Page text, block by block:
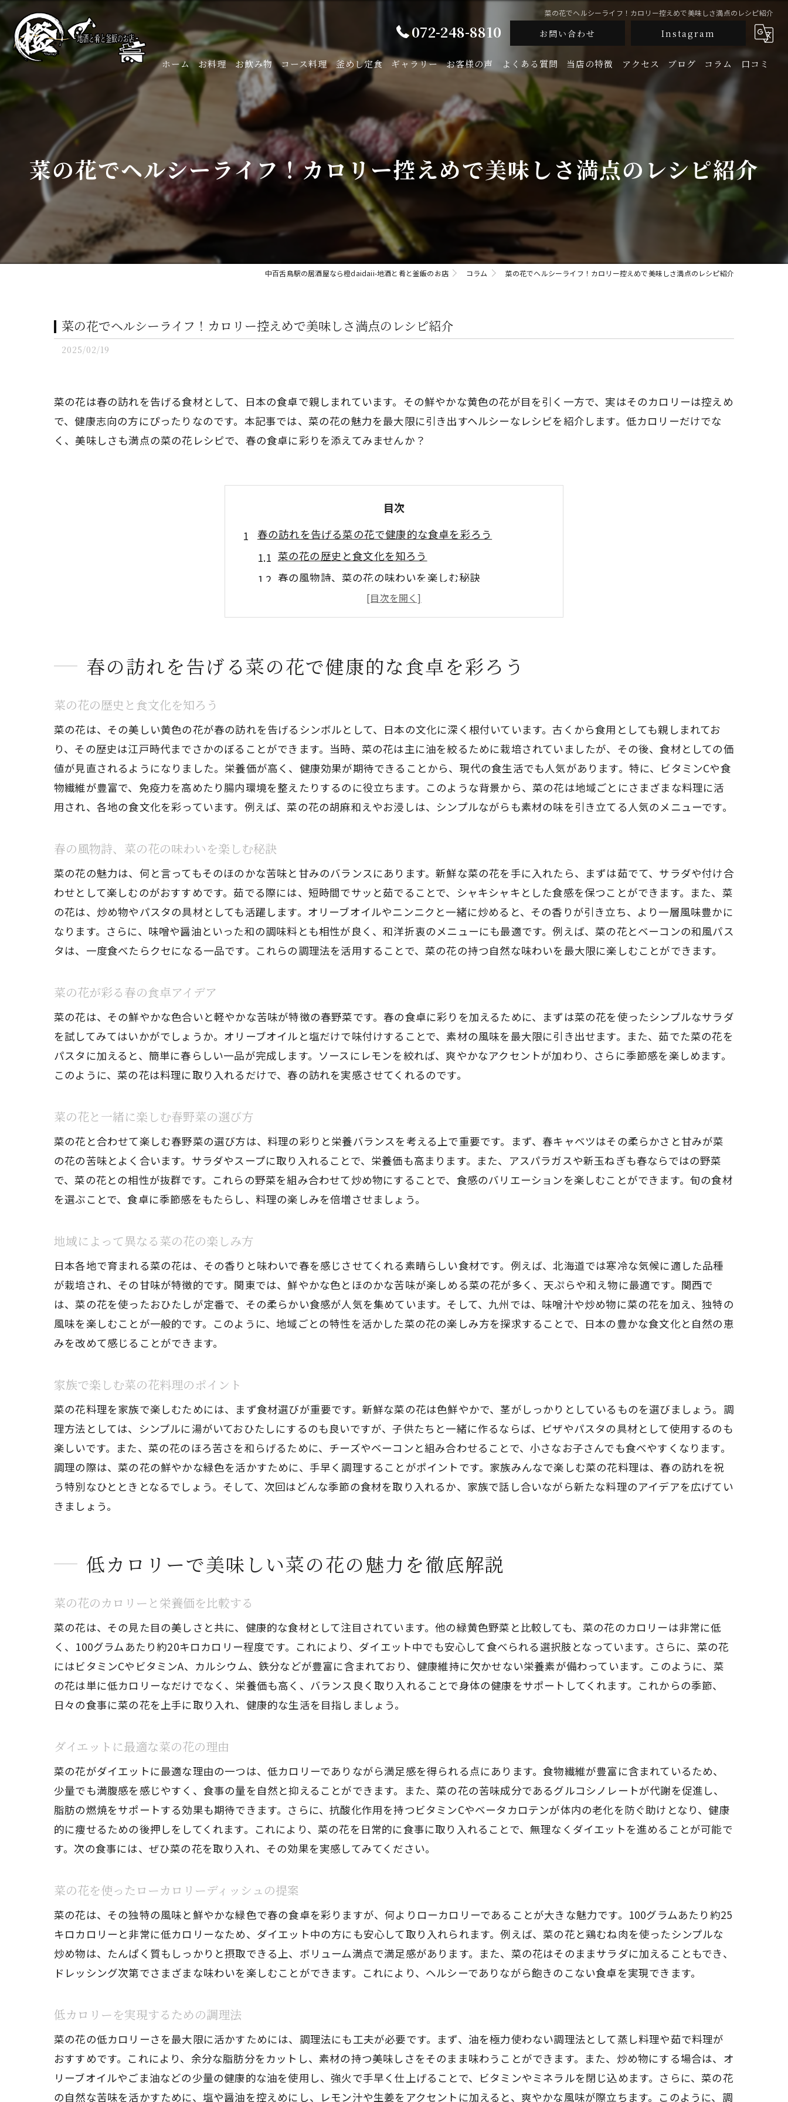
菜の花でヘルシーライフ！カロリー控えめで美味しさ満点のレシピ紹介
072-248-8810 お問い合わせ Instagram
ホーム お料理 お飲み物 コース料理 釜めし定食 ギャラリー お客様の声 よくある質問 当店の特徴
釜飯
生牡蠣
鮮魚
地酒
アクセス ブログ コラム 口コミ
菜の花でヘルシーライフ！カロリー控えめで美味しさ満点のレシピ紹介
中百舌鳥駅の居酒屋なら橙daidaii-地酒と肴と釜飯のお店 コラム 菜の花でヘルシーライフ！カロリー控えめで美味しさ満点のレシピ紹介
菜の花でヘルシーライフ！カロリー控えめで美味しさ満点のレシピ紹介
2025/02/19
菜の花は春の訪れを告げる食材として、日本の食卓で親しまれています。その鮮やかな黄色の花が目を引く一方で、実はそのカロリーは控えめ
で、健康志向の方にぴったりなのです。本記事では、菜の花の魅力を最大限に引き出すヘルシーなレシピを紹介します。低カロリーだけでな
く、美味しさも満点の菜の花レシピで、春の食卓に彩りを添えてみませんか？
目次
春の訪れを告げる菜の花で健康的な食卓を彩ろう
菜の花の歴史と食文化を知ろう
春の風物詩、菜の花の味わいを楽しむ秘訣
菜の花が彩る春の食卓アイデア
菜の花と一緒に楽しむ春野菜の選び方
家族で楽しむ菜の花料理のポイント
ダイエットに最適な菜の花の理由
菜の花を使ったローカロリーディッシュの提案
低カロリーを実現するための調理法
菜の花の美味しさを引き出す調味料の選び方
菜の花で健康的な食生活を実現しよう
菜の花と鶏肉の蒸し料理で栄養たっぷり
菜の花パスタで簡単に美味しく
スープに菜の花を加えて栄養アップ
菜の花ときのこのスパニッシュオムレツ
菜の花に含まれる健康成分とは
菜の花が持つ抗酸化作用を活用しよう
ダイエットに嬉しい菜の花の食べ方
菜の花の食感を活かした調理法
簡単調理で低カロリー！菜の花を使った春のレシピ
時短で作れる菜の花のシンプルレシピ
初心者でも安心の菜の花料理
菜の花と卵のふわふわオムレツ
春の食卓にぴったりの菜の花スープ
菜の花をもっと楽しむコツ！美味しさと栄養を引き出す方法
菜の花の新鮮さを保つ保存方法
菜の花を活かす調味料と相性について
菜の花の栄養を逃さない調理法
春の食卓にぴったり！菜の花のヘルシーアレンジレシピ
菜の花とアボカドのヘルシーミックス
菜の花と海鮮の和風マリネ
菜の花と豆腐の冷製スープ
菜の花のピリ辛サラダ
ボリューム感を出す菜の花料理の工夫
菜の花を使ったダイエットメニューの提案
菜の花の旨味を引き立てる出汁の使い方
菜の花をメインにした満足感ある一品
家庭でできる菜の花のプロ風アレンジ
春の訪れを告げる菜の花で健康的な食卓を彩ろう
菜の花の歴史と食文化を知ろう
菜の花は、その美しい黄色の花が春の訪れを告げるシンボルとして、日本の文化に深く根付いています。古くから食用としても親しまれてお
り、その歴史は江戸時代までさかのぼることができます。当時、菜の花は主に油を絞るために栽培されていましたが、その後、食材としての価
値が見直されるようになりました。栄養価が高く、健康効果が期待できることから、現代の食生活でも人気があります。特に、ビタミンCや食
物繊維が豊富で、免疫力を高めたり腸内環境を整えたりするのに役立ちます。このような背景から、菜の花は地域ごとにさまざまな料理に活
用され、各地の食文化を彩っています。例えば、菜の花の胡麻和えやお浸しは、シンプルながらも素材の味を引き立てる人気のメニューです。
春の風物詩、菜の花の味わいを楽しむ秘訣
菜の花の魅力は、何と言ってもそのほのかな苦味と甘みのバランスにあります。新鮮な菜の花を手に入れたら、まずは茹でて、サラダや付け合
わせとして楽しむのがおすすめです。茹でる際には、短時間でサッと茹でることで、シャキシャキとした食感を保つことができます。また、菜
の花は、炒め物やパスタの具材としても活躍します。オリーブオイルやニンニクと一緒に炒めると、その香りが引き立ち、より一層風味豊かに
なります。さらに、味噌や醤油といった和の調味料とも相性が良く、和洋折衷のメニューにも最適です。例えば、菜の花とベーコンの和風パス
タは、一度食べたらクセになる一品です。これらの調理法を活用することで、菜の花の持つ自然な味わいを最大限に楽しむことができます。
菜の花が彩る春の食卓アイデア
菜の花は、その鮮やかな色合いと軽やかな苦味が特徴の春野菜です。春の食卓に彩りを加えるために、まずは菜の花を使ったシンプルなサラダ
を試してみてはいかがでしょうか。オリーブオイルと塩だけで味付けすることで、素材の風味を最大限に引き出せます。また、茹でた菜の花を
パスタに加えると、簡単に春らしい一品が完成します。ソースにレモンを絞れば、爽やかなアクセントが加わり、さらに季節感を楽しめます。
このように、菜の花は料理に取り入れるだけで、春の訪れを実感させてくれるのです。
菜の花と一緒に楽しむ春野菜の選び方
菜の花と合わせて楽しむ春野菜の選び方は、料理の彩りと栄養バランスを考える上で重要です。まず、春キャベツはその柔らかさと甘みが菜
の花の苦味とよく合います。サラダやスープに取り入れることで、栄養価も高まります。また、アスパラガスや新玉ねぎも春ならではの野菜
で、菜の花との相性が抜群です。これらの野菜を組み合わせて炒め物にすることで、食感のバリエーションを楽しむことができます。旬の食材
を選ぶことで、食卓に季節感をもたらし、料理の楽しみを倍増させましょう。
地域によって異なる菜の花の楽しみ方
日本各地で育まれる菜の花は、その香りと味わいで春を感じさせてくれる素晴らしい食材です。例えば、北海道では寒冷な気候に適した品種
が栽培され、その甘味が特徴的です。関東では、鮮やかな色とほのかな苦味が楽しめる菜の花が多く、天ぷらや和え物に最適です。関西で
は、菜の花を使ったおひたしが定番で、その柔らかい食感が人気を集めています。そして、九州では、味噌汁や炒め物に菜の花を加え、独特の
風味を楽しむことが一般的です。このように、地域ごとの特性を活かした菜の花の楽しみ方を探求することで、日本の豊かな食文化と自然の恵
みを改めて感じることができます。
家族で楽しむ菜の花料理のポイント
菜の花料理を家族で楽しむためには、まず食材選びが重要です。新鮮な菜の花は色鮮やかで、茎がしっかりとしているものを選びましょう。調
理方法としては、シンプルに湯がいておひたしにするのも良いですが、子供たちと一緒に作るならば、ピザやパスタの具材として使用するのも
楽しいです。また、菜の花のほろ苦さを和らげるために、チーズやベーコンと組み合わせることで、小さなお子さんでも食べやすくなります。
調理の際は、菜の花の鮮やかな緑色を活かすために、手早く調理することがポイントです。家族みんなで楽しむ菜の花料理は、春の訪れを祝
う特別なひとときとなるでしょう。そして、次回はどんな季節の食材を取り入れるか、家族で話し合いながら新たな料理のアイデアを広げてい
きましょう。
低カロリーで美味しい菜の花の魅力を徹底解説
菜の花のカロリーと栄養価を比較する
菜の花は、その見た目の美しさと共に、健康的な食材として注目されています。他の緑黄色野菜と比較しても、菜の花のカロリーは非常に低
く、100グラムあたり約20キロカロリー程度です。これにより、ダイエット中でも安心して食べられる選択肢となっています。さらに、菜の花
にはビタミンCやビタミンA、カルシウム、鉄分などが豊富に含まれており、健康維持に欠かせない栄養素が備わっています。このように、菜
の花は単に低カロリーなだけでなく、栄養価も高く、バランス良く取り入れることで身体の健康をサポートしてくれます。これからの季節、
日々の食事に菜の花を上手に取り入れ、健康的な生活を目指しましょう。
ダイエットに最適な菜の花の理由
菜の花がダイエットに最適な理由の一つは、低カロリーでありながら満足感を得られる点にあります。食物繊維が豊富に含まれているため、
少量でも満腹感を感じやすく、食事の量を自然と抑えることができます。また、菜の花の苦味成分であるグルコシノレートが代謝を促進し、
脂肪の燃焼をサポートする効果も期待できます。さらに、抗酸化作用を持つビタミンCやベータカロテンが体内の老化を防ぐ助けとなり、健康
的に痩せるための後押しをしてくれます。これにより、菜の花を日常的に食事に取り入れることで、無理なくダイエットを進めることが可能で
す。次の食事には、ぜひ菜の花を取り入れ、その効果を実感してみてください。
菜の花を使ったローカロリーディッシュの提案
菜の花は、その独特の風味と鮮やかな緑色で春の食卓を彩りますが、何よりローカロリーであることが大きな魅力です。100グラムあたり約25
キロカロリーと非常に低カロリーなため、ダイエット中の方にも安心して取り入れられます。例えば、菜の花と鶏むね肉を使ったシンプルな
炒め物は、たんぱく質もしっかりと摂取できる上、ボリューム満点で満足感があります。また、菜の花はそのままサラダに加えることもでき、
ドレッシング次第でさまざまな味わいを楽しむことができます。これにより、ヘルシーでありながら飽きのこない食卓を実現できます。
低カロリーを実現するための調理法
菜の花の低カロリーさを最大限に活かすためには、調理法にも工夫が必要です。まず、油を極力使わない調理法として蒸し料理や茹で料理が
おすすめです。これにより、余分な脂肪分をカットし、素材の持つ美味しさをそのまま味わうことができます。また、炒め物にする場合は、オ
リーブオイルやごま油などの少量の健康的な油を使用し、強火で手早く仕上げることで、ビタミンやミネラルを閉じ込めます。さらに、菜の花
の自然な苦味を活かすために、塩や醤油を控えめにし、レモン汁や生姜をアクセントに加えると、爽やかな風味が際立ちます。このように、調